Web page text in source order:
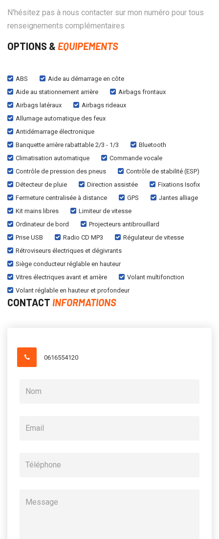
N'hésitez pas à nous contacter sur mon numéro pour tous
renseignements complémentaires
OPTIONS & EQUIPEMENTS
ABS
Aide au démarrage en côte
Aide au stationnement arrière
Airbags frontaux
Airbags latéraux
Airbags rideaux
Allumage automatique des feux
Antidémarrage électronique
Banquette arrière rabattable 2/3 - 1/3
Bluetooth
Climatisation automatique
Commande vocale
Contrôle de pression des pneus
Contrôle de stabilité (ESP)
Détecteur de pluie
Direction assistée
Fixations Isofix
Fermeture centralisée à distance
GPS
Jantes alliage
Kit mains libres
Limiteur de vitesse
Ordinateur de bord
Projecteurs antibrouillard
Prise USB
Radio CD MP3
Régulateur de vitesse
Rétroviseurs électriques et dégivrants
Siège conducteur réglable en hauteur
Vitres électriques avant et arrière
Volant multifonction
Volant réglable en hauteur et profondeur
CONTACT INFORMATIONS
0616554120